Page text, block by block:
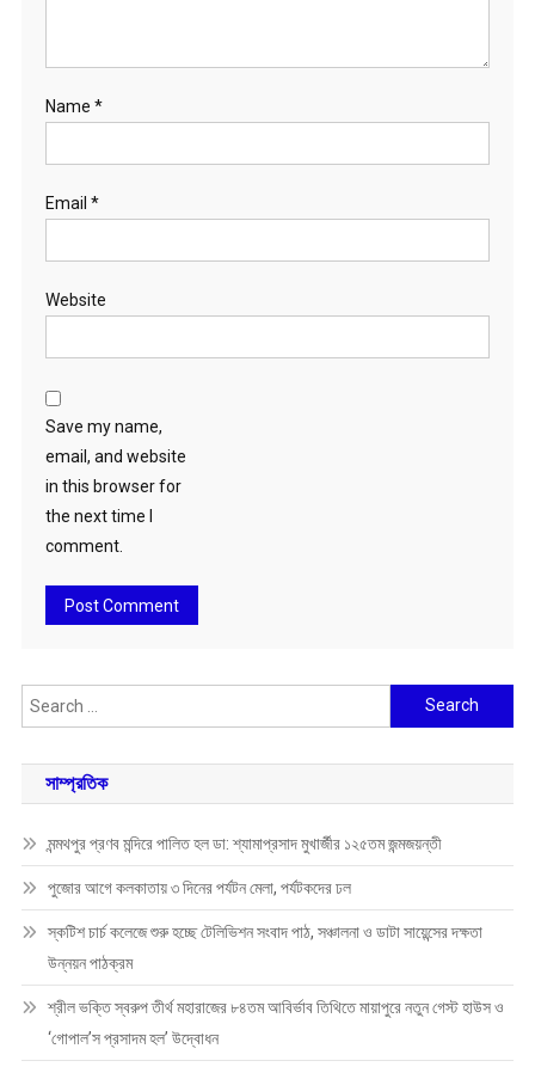
Name *
Email *
Website
Save my name,
email, and website
in this browser for
the next time I
comment.
Search
for:
সাম্প্রতিক
মন্মথপুর প্রণব মন্দিরে পালিত হল ডা: শ্যামাপ্রসাদ মুখার্জীর ১২৫তম জন্মজয়ন্তী
পুজোর আগে কলকাতায় ৩ দিনের পর্যটন মেলা, পর্যটকদের ঢল
স্কটিশ চার্চ কলেজে শুরু হচ্ছে টেলিভিশন সংবাদ পাঠ, সঞ্চালনা ও ডাটা সায়েন্সের দক্ষতা
উন্নয়ন পাঠক্রম
শ্রীল ভক্তি স্বরুপ তীর্থ মহারাজের ৮৪তম আবির্ভাব তিথিতে মায়াপুরে নতুন গেস্ট হাউস ও
‘গোপাল’স প্রসাদম হল’ উদ্বোধন